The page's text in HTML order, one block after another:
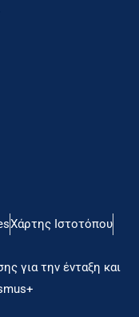
Χάρτης Ιστοτόπου
για την ένταξη και